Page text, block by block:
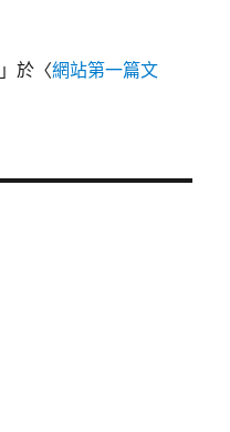
」於〈網站第一篇文